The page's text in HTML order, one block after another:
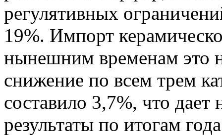
регулятивных
19%. Импорт
нынешним временам это
снижение по всем трем
составило 3,7%, что
результаты по итогам